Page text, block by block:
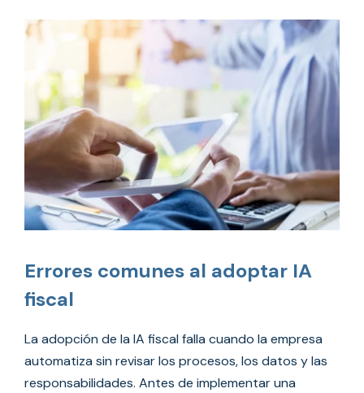
Errores comunes al adoptar IA
fiscal
La adopción de la IA fiscal falla cuando la empresa
automatiza sin revisar los procesos, los datos y las
responsabilidades. Antes de implementar una